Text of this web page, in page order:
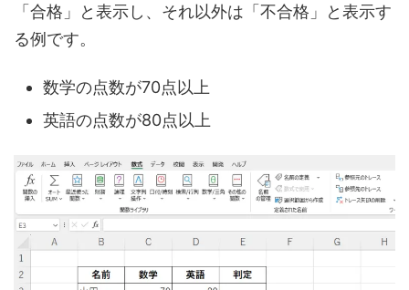
「合格」と表示し、それ以外は「不合格」と表示す
る例です。
数学の点数が70点以上
英語の点数が80点以上